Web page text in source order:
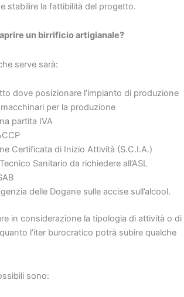
stabilire la fattibilità del progetto.
un birrificio artigianale?
serve sarà:
dove posizionare l’impianto di produzione
macchinari per la produzione
partita IVA
Certificata di Inizio Attività (S.C.I.A.)
Sanitario da richiedere all’ASL
delle Dogane sulle accise sull’alcool.
in considerazione la tipologia di attività o di
l’iter burocratico potrà subire qualche
sono: